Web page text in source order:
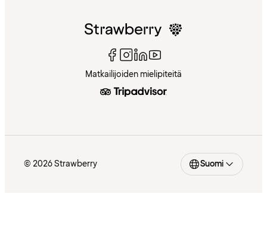
Matkailijoiden mielipiteitä
© 2026 Strawberry Suomi